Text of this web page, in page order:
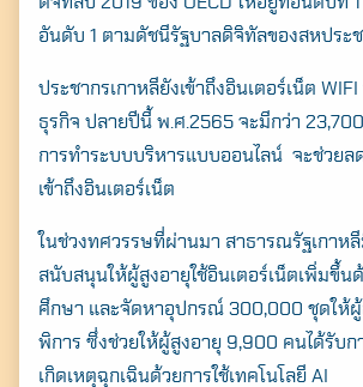
อันดับ 1 ตามดัชนีรัฐบาลดิจิทัลของสหประ
ประชากรเกาหลียังเข้าถึงอินเตอร์เน็ต
ธุรกิจ ปลายปีนี้ พ.ศ.2565 จะมีกว่า
การทำระบบบริหารแบบออนไลน์ จะช่วยล
เข้าถึงอินเตอร์เน็ต
ในช่วงทศวรรษที่ผ่านมา สาธารณรัฐเกาห
สนับสนุนให้ผู้สูงอายุใช้อินเตอร์เน็ตเพิ่มขึ้น
ศึกษา และจัดหาอุปกรณ์ 300,000 ชุดให้ผู้
พิการ ซึ่งช่วยให้ผู้สูงอายุ 9,900 คนได้รับก
เกิดเหตุฉุกเฉินด้วยการใช้เทคโนโลยี AI